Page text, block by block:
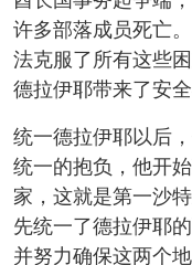
许多部落成员死亡
法克服了所有这些
德拉伊耶带来了安全
统一德拉伊耶以后
统一的抱负，他开
家，这就是第一沙
先统一了德拉伊耶
并努力确保这两个